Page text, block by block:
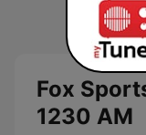
Fox
1230 AM